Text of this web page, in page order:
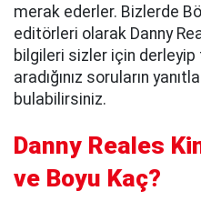
merak ederler. Bizlerde
editörleri olarak Danny
bilgileri sizler için derleyip
aradığınız soruların
bulabilirsiniz.
Danny Reales
ve Boyu Kaç?